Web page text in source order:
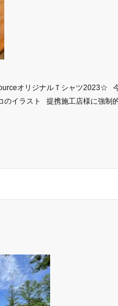
オリジナルＴシャツ2023☆
のイラスト 提携施工店様に強制